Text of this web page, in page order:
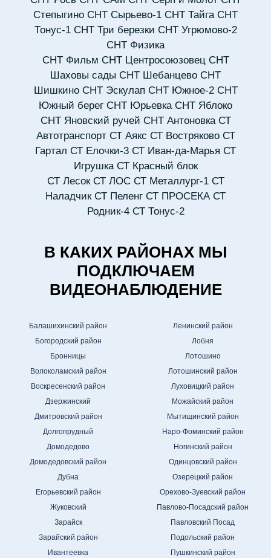
Степыгино СНТ Сырьево-1 СНТ Тайга СНТ
Тонус-1 СНТ Три березки СНТ Угрюмово-2
СНТ Физика
СНТ Фильм СНТ Центросоюзовец СНТ
Шаховы сады СНТ Шебанцево СНТ
Шишкино СНТ Эскулап СНТ Южное-2 СНТ
Южный берег СНТ Юрьевка СНТ Яблоко
СНТ Яновский ручей СНТ Антоновка СТ
Автотранспорт СТ Аякс СТ Востряково СТ
Гартал СТ Елочки-3 СТ Иван-да-Марья СТ
Игрушка СТ Красный блок
СТ Лесок СТ ЛОС СТ Металлург-1 СТ
Наладчик СТ Пеленг СТ ПРОСЕКА СТ
Родник-4 СТ Тонус-2
В КАКИХ РАЙОНАХ МЫ
ПОДКЛЮЧАЕМ
ВИДЕОНАБЛЮДЕНИЕ
Балашихинский район
Богородский район
Бронницы
Волоколамский район
Воскресенский район
Дзержинский
Дмитровский район
Долгопрудный
Домодедово
Домодедовский район
Дубна
Егорьевский район
Жуковский
Зарайск
Зарайский район
Ивантеевка
Ленинский район
Лобня
Лотошино
Лотошинский район
Луховицкий район
Можайский район
Мытищинский район
Наро-Фоминский район
Ногинский район
Одинцовский район
Озерецкий район
Орехово-Зуевский район
Павлово-Посадский район
Павловский Посад
Подольский район
Пушкинский район